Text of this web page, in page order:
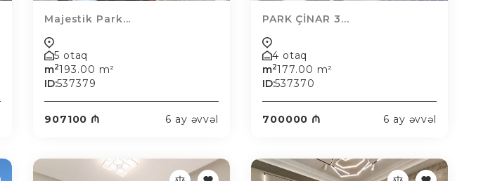
Majestik Park...
5 otaq
m2193.00 m²
ID:537379
907100 ₼ 6 ay əvvəl
PARK ÇİNAR 3...
4 otaq
m2177.00 m²
ID:537370
700000 ₼ 6 ay əvvəl